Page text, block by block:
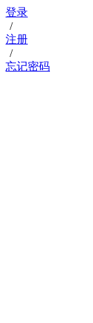
登录
/
注册
/
忘记密码